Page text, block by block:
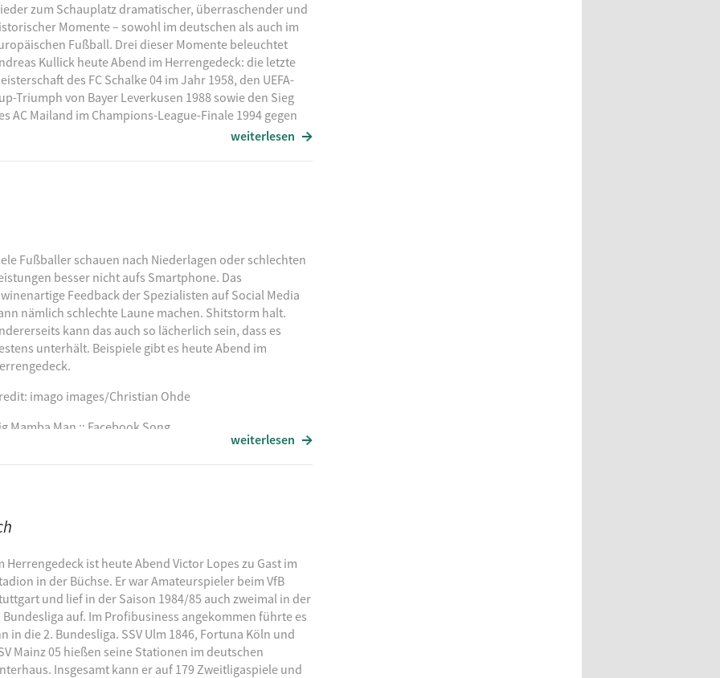
zum Schauplatz dramatischer, überraschender und
Momente – sowohl im deutschen als auch im
Fußball. Drei dieser Momente beleuchtet
Kullick heute Abend im Herrengedeck: die letzte
des FC Schalke 04 im Jahr 1958, den UEFA-
Triumph von Bayer Leverkusen 1988 sowie den Sieg
AC Mailand im Champions-League-Finale 1994 gegen
weiterlesen
Fußballer schauen nach Niederlagen oder schlechten
besser nicht aufs Smartphone. Das
Feedback der Spezialisten auf Social Media
nämlich schlechte Laune machen. Shitstorm halt.
kann das auch so lächerlich sein, dass es
unterhält. Beispiele gibt es heute Abend im
imago images/Christian Ohde
Mamba Man :: Facebook Song
Wings
weiterlesen
Herrengedeck ist heute Abend Victor Lopes zu Gast im
in der Büchse. Er war Amateurspieler beim VfB
und lief in der Saison 1984/85 auch zweimal in der
Bundesliga auf. Im Profibusiness angekommen führte es
in die 2. Bundesliga. SSV Ulm 1846, Fortuna Köln und
Mainz 05 hießen seine Stationen im deutschen
Insgesamt kann er auf 179 Zweitligaspiele und